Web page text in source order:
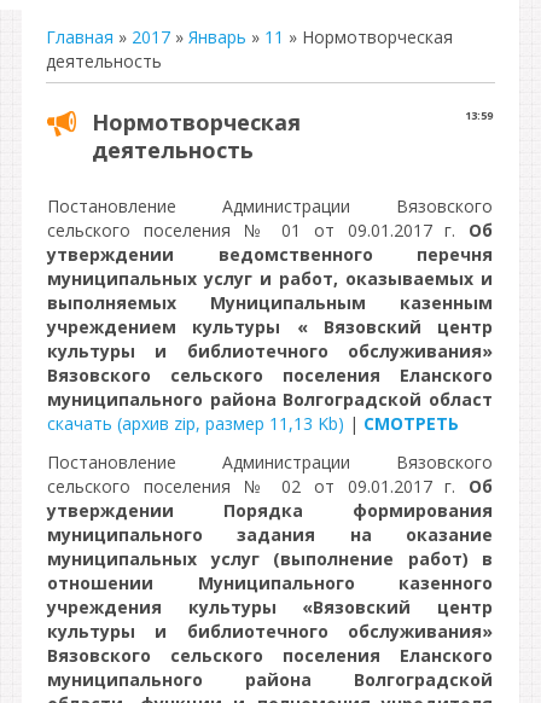
Главная » 2017 » Январь » 11 » Нормотворческая
деятельность
13:59
Нормотворческая
деятельность
Постановление Администрации Вязовского
сельского поселения № 01 от 09.01.2017 г. Об
утверждении ведомственного перечня
муниципальных услуг и работ, оказываемых и
выполняемых Муниципальным казенным
учреждением культуры « Вязовский центр
культуры и библиотечного обслуживания»
Вязовского сельского поселения Еланского
муниципального района Волгоградской област
скачать (архив zip, размер 11,13 Kb) | СМОТРЕТЬ
Постановление Администрации Вязовского
сельского поселения № 02 от 09.01.2017 г. Об
утверждении Порядка формирования
муниципального задания на оказание
муниципальных услуг (выполнение работ) в
отношении Муниципального казенного
учреждения культуры «Вязовский центр
культуры и библиотечного обслуживания»
Вязовского сельского поселения Еланского
муниципального района Волгоградской